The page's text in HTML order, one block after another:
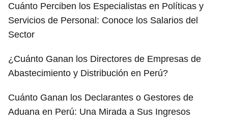
Cuánto Perciben los Especialistas en Políticas y
Servicios de Personal: Conoce los Salarios del
Sector
¿Cuánto Ganan los Directores de Empresas de
Abastecimiento y Distribución en Perú?
Cuánto Ganan los Declarantes o Gestores de
Aduana en Perú: Una Mirada a Sus Ingresos